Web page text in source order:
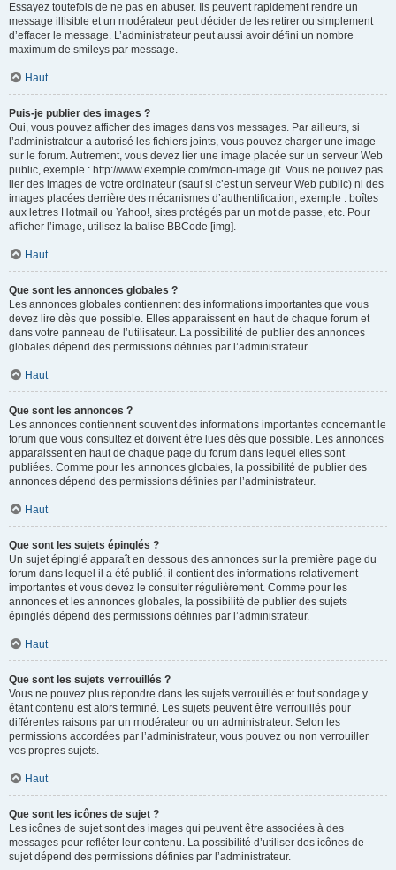
Essayez toutefois de ne pas en abuser. Ils peuvent rapidement rendre un
message illisible et un modérateur peut décider de les retirer ou simplement
d’effacer le message. L’administrateur peut aussi avoir défini un nombre
maximum de smileys par message.
Haut
Puis-je publier des images ?
Oui, vous pouvez afficher des images dans vos messages. Par ailleurs, si
l’administrateur a autorisé les fichiers joints, vous pouvez charger une image
sur le forum. Autrement, vous devez lier une image placée sur un serveur Web
public, exemple : http://www.exemple.com/mon-image.gif. Vous ne pouvez pas
lier des images de votre ordinateur (sauf si c’est un serveur Web public) ni des
images placées derrière des mécanismes d’authentification, exemple : boîtes
aux lettres Hotmail ou Yahoo!, sites protégés par un mot de passe, etc. Pour
afficher l’image, utilisez la balise BBCode [img].
Haut
Que sont les annonces globales ?
Les annonces globales contiennent des informations importantes que vous
devez lire dès que possible. Elles apparaissent en haut de chaque forum et
dans votre panneau de l’utilisateur. La possibilité de publier des annonces
globales dépend des permissions définies par l’administrateur.
Haut
Que sont les annonces ?
Les annonces contiennent souvent des informations importantes concernant le
forum que vous consultez et doivent être lues dès que possible. Les annonces
apparaissent en haut de chaque page du forum dans lequel elles sont
publiées. Comme pour les annonces globales, la possibilité de publier des
annonces dépend des permissions définies par l’administrateur.
Haut
Que sont les sujets épinglés ?
Un sujet épinglé apparaît en dessous des annonces sur la première page du
forum dans lequel il a été publié. il contient des informations relativement
importantes et vous devez le consulter régulièrement. Comme pour les
annonces et les annonces globales, la possibilité de publier des sujets
épinglés dépend des permissions définies par l’administrateur.
Haut
Que sont les sujets verrouillés ?
Vous ne pouvez plus répondre dans les sujets verrouillés et tout sondage y
étant contenu est alors terminé. Les sujets peuvent être verrouillés pour
différentes raisons par un modérateur ou un administrateur. Selon les
permissions accordées par l’administrateur, vous pouvez ou non verrouiller
vos propres sujets.
Haut
Que sont les icônes de sujet ?
Les icônes de sujet sont des images qui peuvent être associées à des
messages pour refléter leur contenu. La possibilité d’utiliser des icônes de
sujet dépend des permissions définies par l’administrateur.